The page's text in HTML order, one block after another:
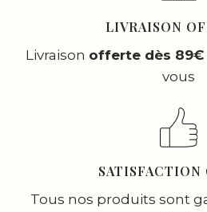
LIVRAISON
Livraison offerte dès 89€
vous
SATISFACTION
Tous nos produits sont